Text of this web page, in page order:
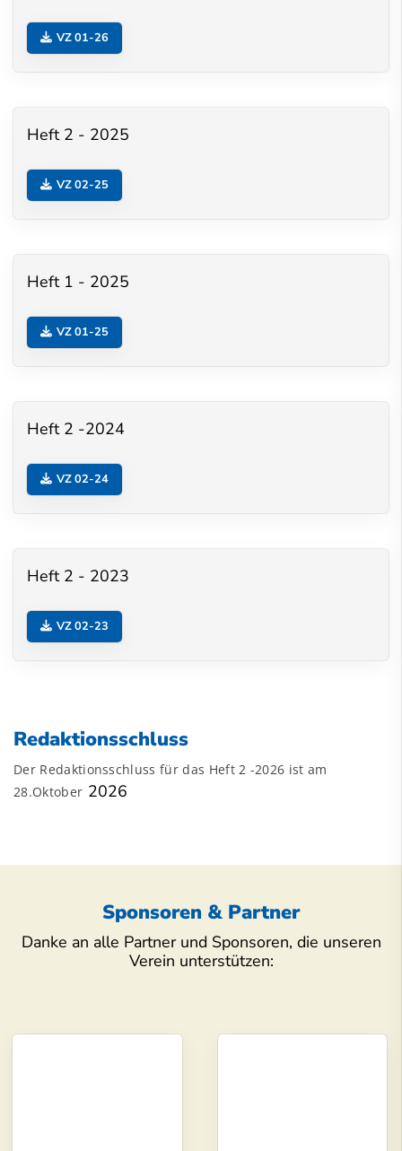
VZ 01-26
Heft 2 - 2025
VZ 02-25
Heft 1 - 2025
VZ 01-25
Heft 2 -2024
VZ 02-24
Heft 2 - 2023
VZ 02-23
Redaktionsschluss
Der Redaktionsschluss für das Heft 2 -2026 ist am
28.Oktober 2026
Sponsoren & Partner
Danke an alle Partner und Sponsoren, die unseren
Verein unterstützen: